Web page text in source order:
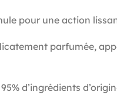
pour une action
parfumée,
d’ingrédients